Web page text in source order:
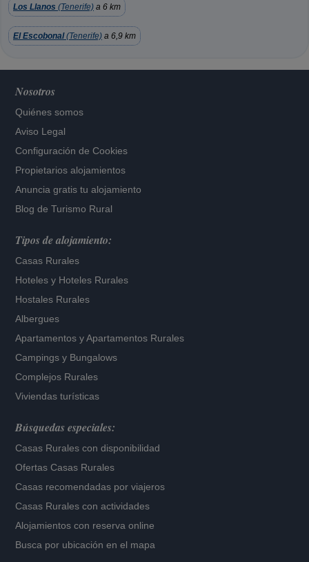
Los Llanos (Tenerife) a 6 km
El Escobonal(Tenerife) a 6,9 km
Nosotros
Quiénes somos
Aviso Legal
Configuración de Cookies
Propietarios alojamientos
Anuncia gratis tu alojamiento
Blog de Turismo Rural
Tipos de alojamiento:
Casas Rurales
Hoteles y Hoteles Rurales
Hostales Rurales
Albergues
Apartamentos yApartamentos Rurales
Campings y Bungalows
Complejos Rurales
Viviendas turísticas
Búsquedas especiales:
Casas Rurales con disponibilidad
Ofertas Casas Rurales
Casas recomendadas por viajeros
Casas Rurales con actividades
Alojamientos con reserva online
Busca por ubicación en el mapa